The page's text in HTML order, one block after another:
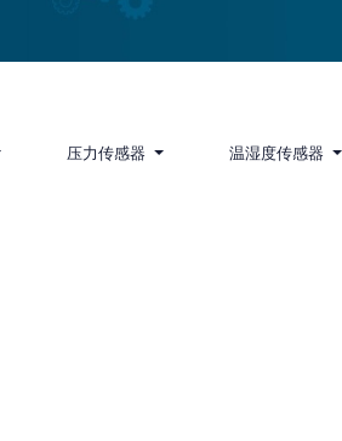
压力传感器 温湿度传感器